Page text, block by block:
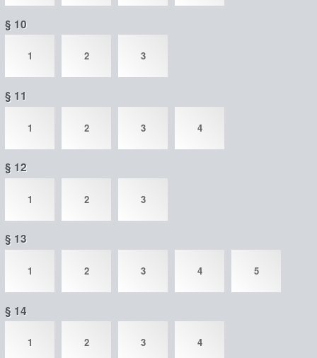
§ 10
1 2 3
§ 11
1 2 3 4
§ 12
1 2 3
§ 13
1 2 3 4 5
§ 14
1 2 3 4